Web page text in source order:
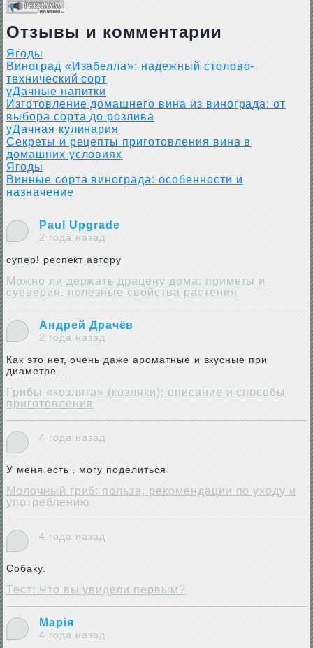
Отзывы и комментарии
Ягоды
Виноград «Изабелла»: надежный столово-
технический сорт
уДачные напитки
Изготовление домашнего вина из винограда: от
выбора сорта до розлива
уДачная кулинария
Секреты и рецепты приготовления вина в
домашних условиях
Ягоды
Винные сорта винограда: особенности и
назначение
Paul Upgrade
2 года назад
супер! респект автору
Можно ли держать драцену дома: приметы и
суеверия, полезные свойства растения
Андрей Драчёв
2 года назад
Как это нет, очень даже ароматные и вкусные при
диаметре…
Грибы «козлята» (козляки): описание и способы
приготовления
4 года назад
У меня есть , могу поделиться
Молочный гриб: польза, рекомендации по уходу и
употреблению
4 года назад
Собаку.
Тест: Что вы увидели первым?
Марія
4 года назад